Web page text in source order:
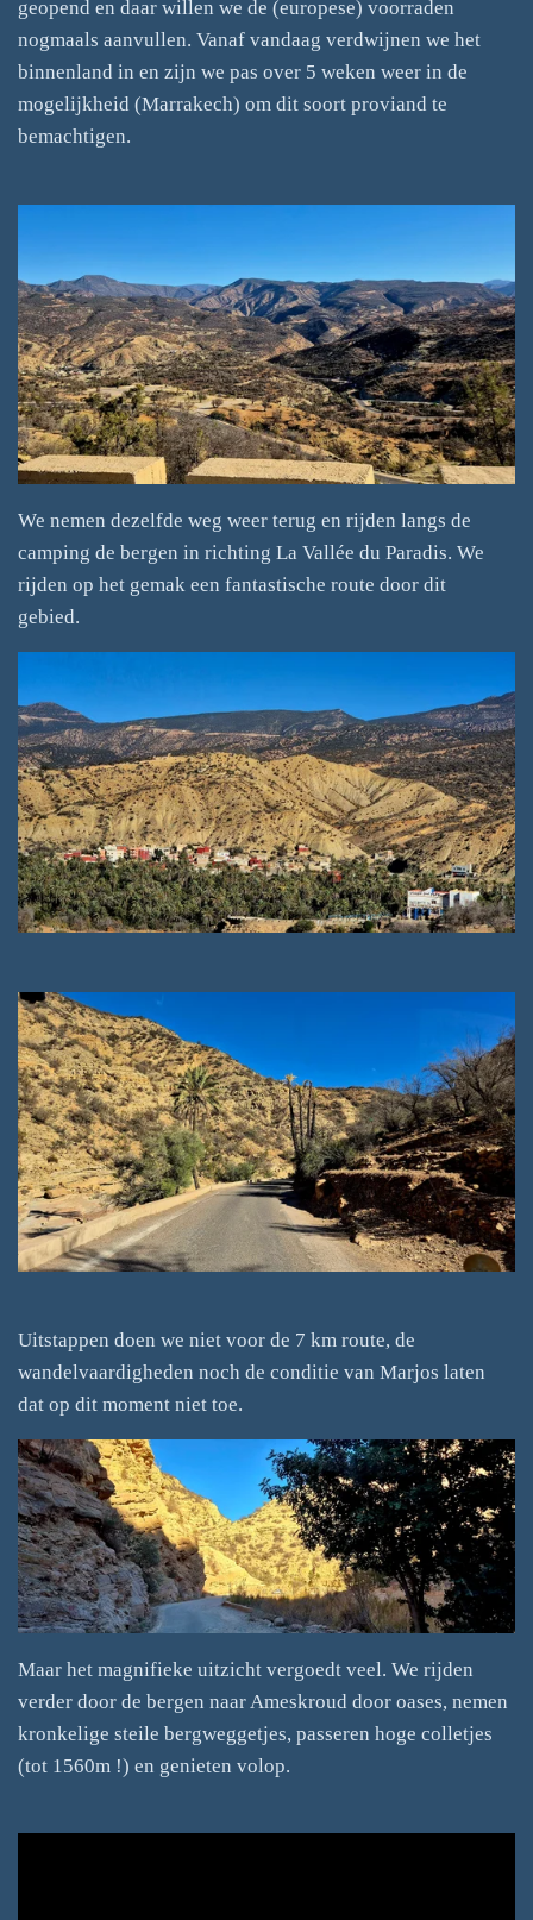
geopend en daar willen we de (europese) voorraden
nogmaals aanvullen. Vanaf vandaag verdwijnen we het
binnenland in en zijn we pas over 5 weken weer in de
mogelijkheid (Marrakech) om dit soort proviand te
bemachtigen.
We nemen dezelfde weg weer terug en rijden langs de
camping de bergen in richting La Vallée du Paradis. We
rijden op het gemak een fantastische route door dit
gebied.
Uitstappen doen we niet voor de 7 km route, de
wandelvaardigheden noch de conditie van Marjos laten
dat op dit moment niet toe.
Maar het magnifieke uitzicht vergoedt veel. We rijden
verder door de bergen naar Ameskroud door oases, nemen
kronkelige steile bergweggetjes, passeren hoge colletjes
(tot 1560m !) en genieten volop.